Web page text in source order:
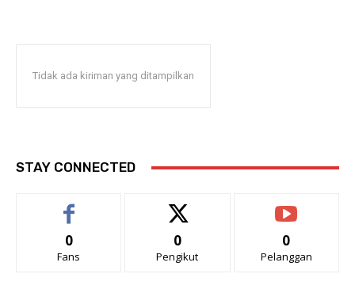
Tidak ada kiriman yang ditampilkan
STAY CONNECTED
0
Fans
0
Pengikut
0
Pelanggan